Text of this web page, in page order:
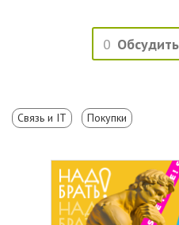
0
Связь и IT Покупки